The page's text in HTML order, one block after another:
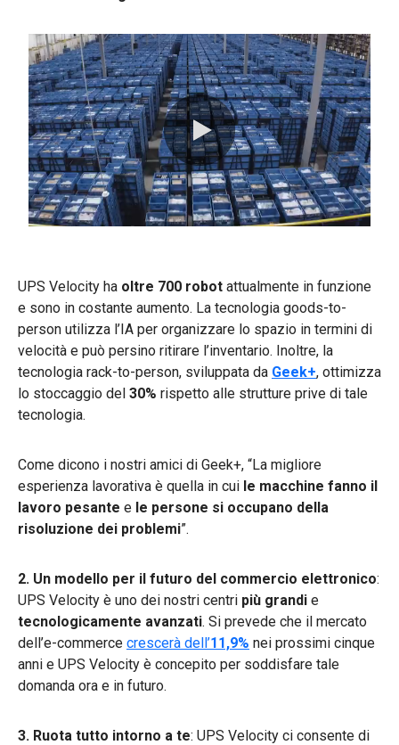
0:00 / 0:48
UPS Velocity ha oltre 700 robot attualmente in funzione
e sono in costante aumento. La tecnologia goods-to-
person utilizza l’IA per organizzare lo spazio in termini di
velocità e può persino ritirare l’inventario.​ Inoltre, la
tecnologia rack-to-person, sviluppata da Geek+, ottimizza
lo stoccaggio del 30% rispetto alle strutture prive di tale
tecnologia.
Come dicono i nostri amici di Geek+, “La migliore
esperienza lavorativa è quella in cui le macchine fanno il
lavoro pesante e le persone si occupano della
risoluzione dei problemi”.
2. Un modello per il futuro del commercio elettronico:
UPS Velocity è uno dei nostri centri più grandi e
tecnologicamente avanzati. Si prevede che il mercato
dell’e-commerce crescerà dell’11,9% nei prossimi cinque
anni e UPS Velocity è concepito per soddisfare tale
domanda ora e in futuro.
3. Ruota tutto intorno a te: UPS Velocity ci consente di